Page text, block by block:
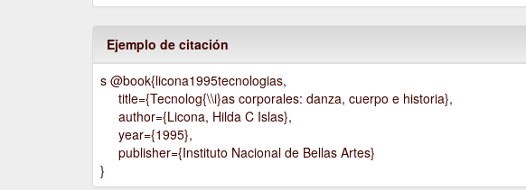
Ejemplo de citación
s @book{licona1995tecnologias,
title={Tecnolog{\\i}as corporales: danza, cuerpo e historia},
author={Licona, Hilda C Islas},
year={1995},
publisher={Instituto Nacional de Bellas Artes}
}